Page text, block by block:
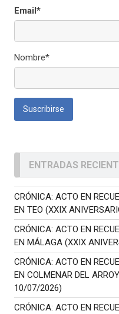
Email*
Nombre*
ENTRADAS
CRÓNICA: ACTO EN
EN TEO (XXIX
CRÓNICA: ACTO EN
EN MÁLAGA (XXIX
CRÓNICA: ACTO EN
EN COLMENAR DEL
10/07/2026)
CRÓNICA: ACTO EN